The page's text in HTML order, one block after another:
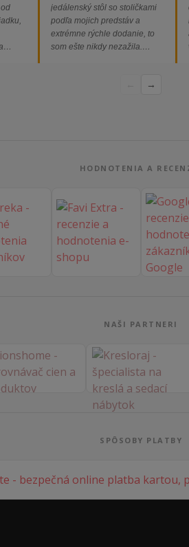
jedálenský stôl so stoličkami
podľa mojich predstáv a
extrémne rýchle dodanie, to
som ešte nikdy nezažila.
→
HODNOTENIA A
NAŠI PARTNERI
SPÔSOBY PLATBY